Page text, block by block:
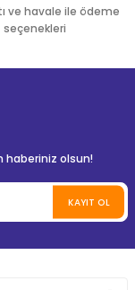
ve havale ile ödeme
seçenekleri
haberiniz olsun!
KAYIT OL